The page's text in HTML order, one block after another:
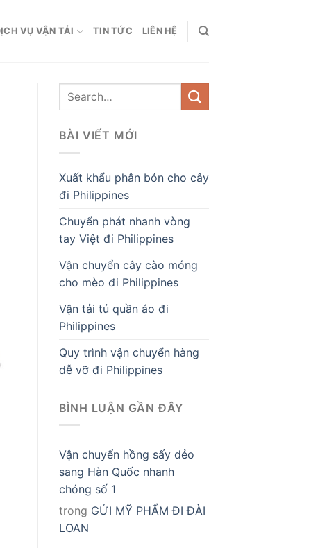
VỤ VẬN TẢI TIN TỨC LIÊN HỆ
BÀI VIẾT MỚI
Xuất khẩu phân bón cho cây
đi Philippines
Chuyển phát nhanh vòng
tay Việt đi Philippines
Vận chuyển cây cào móng
cho mèo đi Philippines
Vận tải tủ quần áo đi
Philippines
Quy trình vận chuyển hàng
dễ vỡ đi Philippines
BÌNH LUẬN GẦN ĐÂY
Vận chuyển hồng sấy dẻo
sang Hàn Quốc nhanh
chóng số 1
trong GỬI MỸ PHẨM ĐI ĐÀI
LOAN